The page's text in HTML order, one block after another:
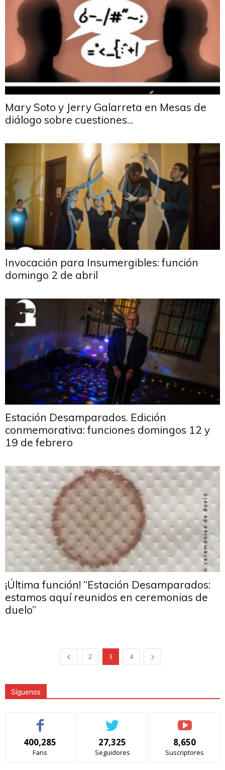
Mary Soto y Jerry Galarreta en Mesas de
diálogo sobre cuestiones...
Invocación para Insumergibles: función
domingo 2 de abril
Estación Desamparados. Edición
conmemorativa: funciones domingos 12 y
19 de febrero
¡Última función! “Estación Desamparados:
estamos aquí reunidos en ceremonias de
duelo”
2 3 4
Síguenos
400,285
Fans
27,325
Seguidores
8,650
Suscriptores